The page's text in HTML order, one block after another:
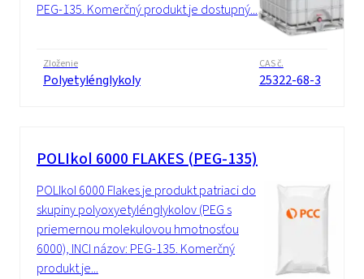
PEG-135. Komerčný produkt je dostupný...
Zloženie
Polyetylénglykoly
CAS č.
25322-68-3
POLIkol 6000 FLAKES (PEG-135)
POLIkol 6000 Flakes je produkt patriaci do
skupiny polyoxyetylénglykolov (PEG s
priemernou molekulovou hmotnosťou
6000), INCI názov: PEG-135. Komerčný
produkt je...